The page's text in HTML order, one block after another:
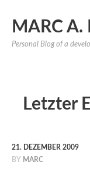
MARC
Personal Blog of a
Letzter
21. DEZEMBER 2009
BY MARC